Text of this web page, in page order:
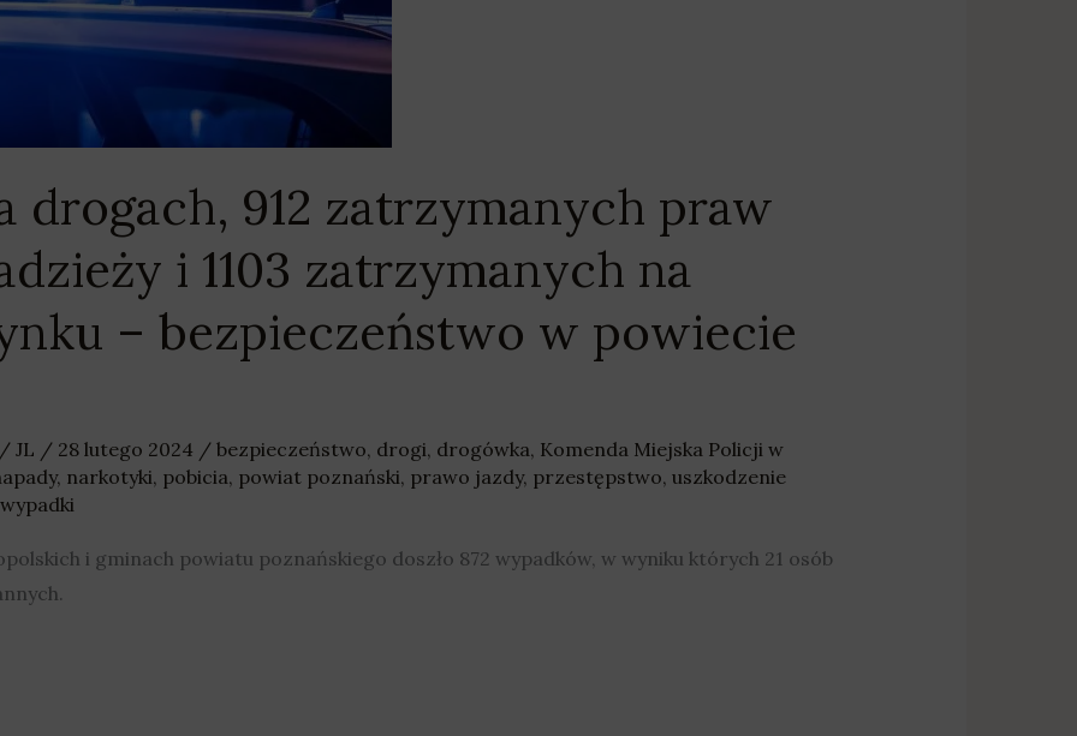
drogach, 912 zatrzymanych praw
i 1103 zatrzymanych na
– bezpieczeństwo w powiecie
/ JL / 28 lutego 2024 / bezpieczeństwo, drogi, drogówka, Komenda Miejska Policji w
, narkotyki, pobicia, powiat poznański, prawo jazdy, przestępstwo, uszkodzenie
wypadki
i gminach powiatu poznańskiego doszło 872 wypadków, w wyniku których 21 osób